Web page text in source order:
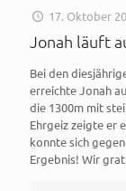
17. Oktober
Jonah läuft
Bei den
erreichte Jonah
die 1300m mit
Ehrgeiz zeigte er
konnte sich
Ergebnis! Wir